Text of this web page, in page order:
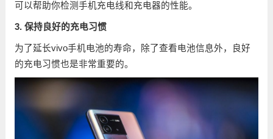
可以帮助你检测手机充电线和充电器的性能。
3. 保持良好的充电习惯
为了延长vivo手机电池的寿命，除了查看电池信息外，良好
的充电习惯也是非常重要的。